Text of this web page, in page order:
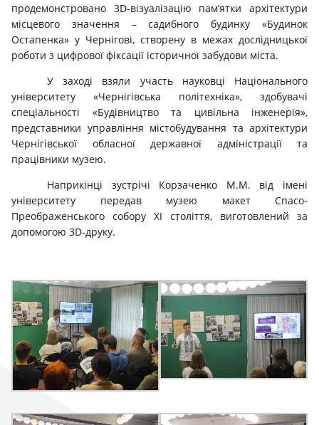
продемонстровано 3D-візуалізацію пам’ятки архітектури
місцевого значення – садибного будинку «Будинок
Остапенка» у Чернігові, створену в межах дослідницької
роботи з цифрової фіксації історичної забудови міста.
У заході взяли участь науковці Національного
університету «Чернігівська політехніка», здобувачі
спеціальності «Будівництво та цивільна інженерія»,
представники управління містобудування та архітектури
Чернігівської обласної державної адміністрації та
працівники музею.
Наприкінці зустрічі Корзаченко М.М. від імені
університету передав музею макет Спасо-
Преображенського собору XI століття, виготовлений за
допомогою 3D-друку.